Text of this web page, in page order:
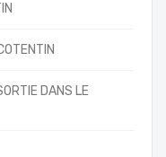
DANS LE